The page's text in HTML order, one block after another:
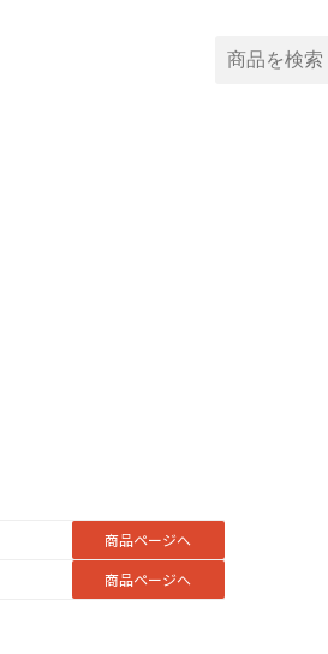
商品ページへ
商品ページへ